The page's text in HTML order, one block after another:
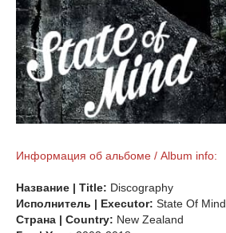
Информация об альбоме / Album info:
Название | Title: Discography
Исполнитель | Executor: State Of Mind
Страна | Country: New Zealand